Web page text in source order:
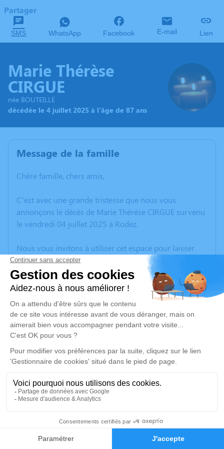
Faire-part Hommages
Partager
SMS WhatsApp Facebook E-mail Lien
Marie Thérèse
CIRGUE
née BOUTEILLE
décédée le 4 juillet 2025 à l'âge de 87 ans
Message de la famille
Chère famille, chers amis,
C’est avec une grande tristesse que nous vous
annonçons le décès de Marie Thérèse CIRGUE survenu
le vendredi 04 juillet 2025 à Rodez.
Nous vous invitons à utiliser cet espace pour laisser
vos condoléances, partager des photos souvenirs, une
anecdote ou exprimer vos pensées à travers des
poèmes ou des textes. Cet endroit est un lieu
d'expression dédié à honorer la mémoire de Marie
Thérèse CIRGUE.
Un service de plantation d’arbre hommage est
disponible ici
Cérémonie religieuse
Église de Réquista
12170 Réquista